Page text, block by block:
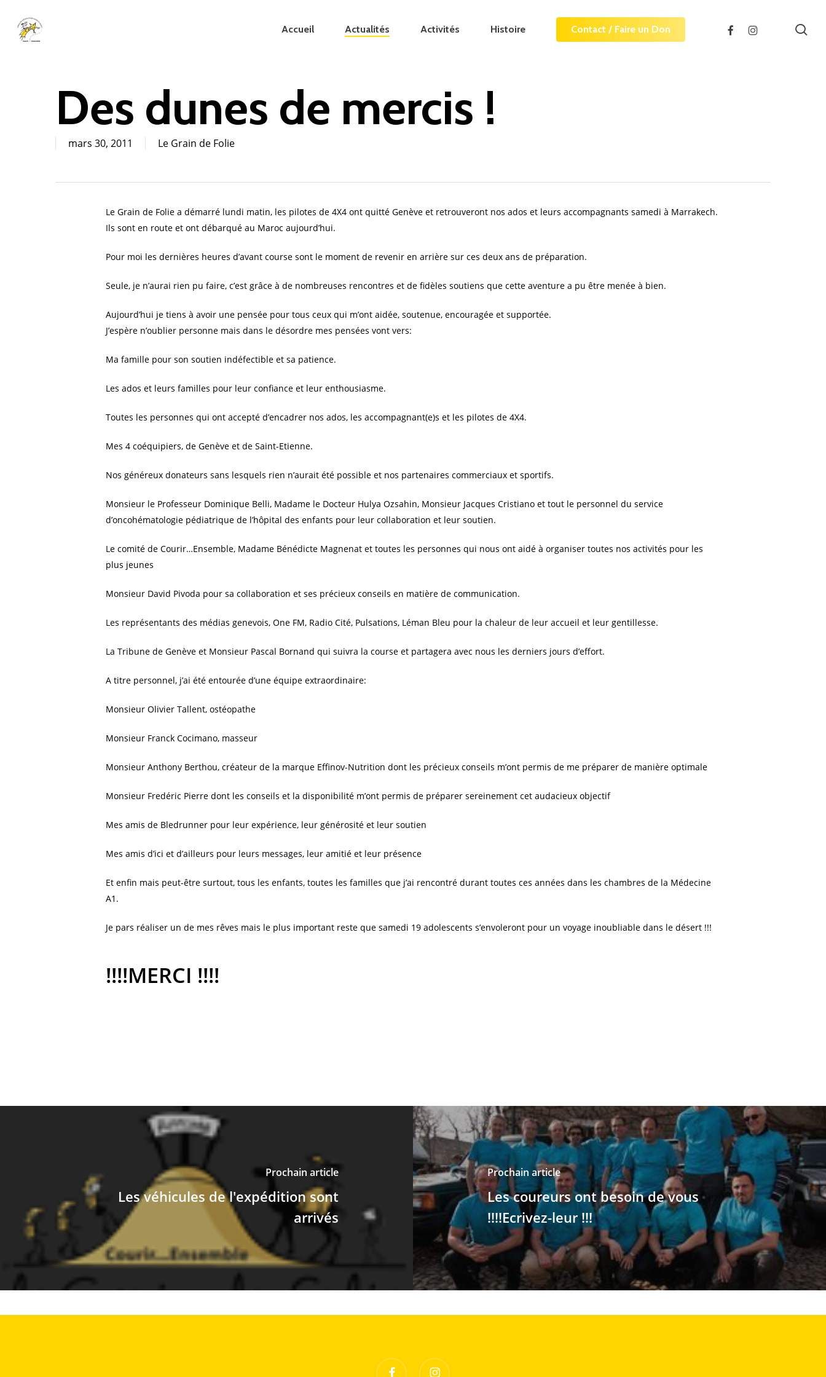
main
Accueil Actualités Activités Histoire Contact / Faire un Don facebookinstagram
Des dunes de mercis !
mars 30, 2011 Le Grain de Folie
Le Grain de Folie a démarré lundi matin, les pilotes de 4X4 ont quitté Genève et retrouveront nos ados et leurs accompagnants samedi à Marrakech.
Ils sont en route et ont débarqué au Maroc aujourd’hui.
Pour moi les dernières heures d’avant course sont le moment de revenir en arrière sur ces deux ans de préparation.
Seule, je n’aurai rien pu faire, c’est grâce à de nombreuses rencontres et de fidèles soutiens que cette aventure a pu être menée à bien.
Aujourd’hui je tiens à avoir une pensée pour tous ceux qui m’ont aidée, soutenue, encouragée et supportée.
J’espère n’oublier personne mais dans le désordre mes pensées vont vers:
Ma famille pour son soutien indéfectible et sa patience.
Les ados et leurs familles pour leur confiance et leur enthousiasme.
Toutes les personnes qui ont accepté d’encadrer nos ados, les accompagnant(e)s et les pilotes de 4X4.
Mes 4 coéquipiers, de Genève et de Saint-Etienne.
Nos généreux donateurs sans lesquels rien n’aurait été possible et nos partenaires commerciaux et sportifs.
Monsieur le Professeur Dominique Belli, Madame le Docteur Hulya Ozsahin, Monsieur Jacques Cristiano et tout le personnel du service
d’oncohématologie pédiatrique de l’hôpital des enfants pour leur collaboration et leur soutien.
Le comité de Courir…Ensemble, Madame Bénédicte Magnenat et toutes les personnes qui nous ont aidé à organiser toutes nos activités pour les
plus jeunes
Monsieur David Pivoda pour sa collaboration et ses précieux conseils en matière de communication.
Les représentants des médias genevois, One FM, Radio Cité, Pulsations, Léman Bleu pour la chaleur de leur accueil et leur gentillesse.
La Tribune de Genève et Monsieur Pascal Bornand qui suivra la course et partagera avec nous les derniers jours d’effort.
A titre personnel, j’ai été entourée d’une équipe extraordinaire:
Monsieur Olivier Tallent, ostéopathe
Monsieur Franck Cocimano, masseur
Monsieur Anthony Berthou, créateur de la marque Effinov-Nutrition dont les précieux conseils m’ont permis de me préparer de manière optimale
Monsieur Fredéric Pierre dont les conseils et la disponibilité m’ont permis de préparer sereinement cet audacieux objectif
Mes amis de Bledrunner pour leur expérience, leur générosité et leur soutien
Mes amis d’ici et d’ailleurs pour leurs messages, leur amitié et leur présence
Et enfin mais peut-être surtout, tous les enfants, toutes les familles que j’ai rencontré durant toutes ces années dans les chambres de la Médecine
A1.
Je pars réaliser un de mes rêves mais le plus important reste que samedi 19 adolescents s’envoleront pour un voyage inoubliable dans le désert !!!
!!!!MERCI !!!!
Prochain article
Les véhicules de l'expédition sont
arrivés
Prochain article
Les coureurs ont besoin de vous
!!!!Ecrivez-leur !!!
facebook instagram